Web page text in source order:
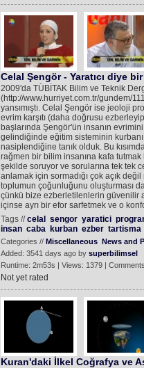
Celal Şengör - Yaratıcı diye
2009'da TÜBİTAK Bilim ve Teknik
(http://www.hurriyet.com.tr/gundem/
yansımıştı. Celal Şengör ise jeoloji
evrim karşıtı (daha doğrusu
başlarında Şengör'ün insanın
gelindiğinde eğitim sisteminin
nasiplendiğine tanık olduk. Bu
rağmen bir bilim insanına kafa
şekilde soruyor ve sorularına tek tek
anlamak için sormadığı çok açık
toplumun çoğunluğunu oluşturması
çünkü bize ezberletilenlerin güvenilir
içinse ayrı bir efor sarfetmek ve o
Tags //celal sengor yaratici
insan caba kurban ezber tartisma
Categories // Miscellaneous News and
Added: 3541 days ago by superbilimsel
Runtime: 2m53s | Views: 1379 |
Not yet rated
Kuran'daki İlkel Coğrafya ve